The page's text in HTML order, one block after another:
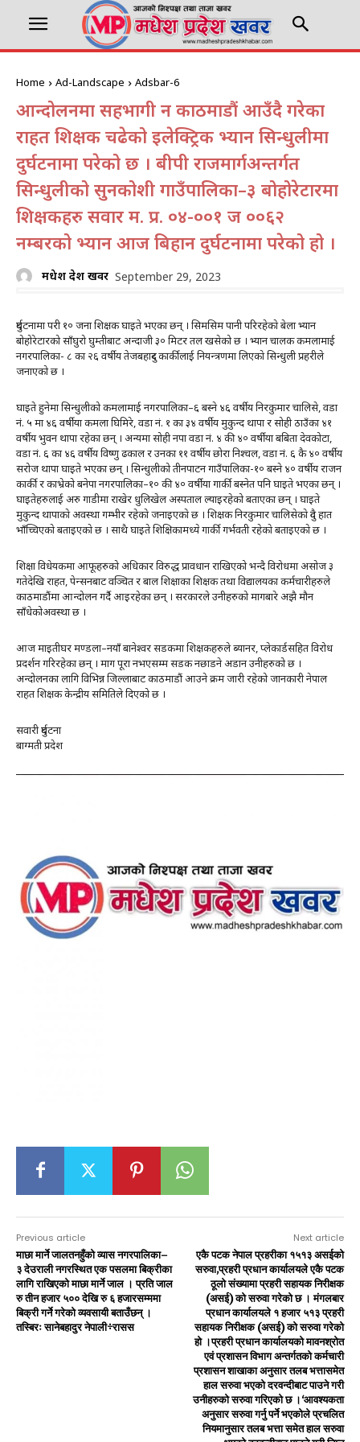
Home Ad-Landscape Adsbar-6
आन्दोलनमा सहभागी हुन काठमाडौं आउँदै गरेका
राहत शिक्षक चढेको इलेक्ट्रिक भ्यान सिन्धुलीमा
दुर्घटनामा परेको छ । बीपी राजमार्गअन्तर्गत
सिन्धुलीको सुनकोशी गाउँपालिका–३ बोहोरेटारमा
शिक्षकहरु सवार म. प्र. ०४-००१ ज ००६२
नम्बरको भ्यान आज बिहान दुर्घटनामा परेको हो ।
मधेश प्रदेश खवर September 29, 2023
दुर्घटनामा परी १० जना शिक्षक घाइते भएका छन् । सिमसिम पानी परिरहेकाे बेला भ्यान
बोहोरेटारको साँघुरो घुम्तीबाट अन्दाजी ३० मिटर तल खसेको छ । भ्यान चालक कमलामाई
नगरपालिका- ८ का २६ वर्षीय तेजबहादुर कार्कीलाई नियन्त्रणमा लिएकाे सिन्धुली प्रहरीले
जनाएको छ ।
घाइते हुनेमा सिन्धुलीको कमलामाई नगरपालिका–६ बस्ने ४६ वर्षीय निरकुमार चालिसे, वडा
नंं. ५ मा ४६ वर्षीया कमला घिमिरे, वडा नं. १ का ३४ वर्षीय मुकुन्द थापा र सोही ठाउँका ४१
वर्षीय भुवन थापा रहेका छन् । अन्यमा सोही नपा वडा नं. ४ की ४० वर्षीया बबिता देवकोटा,
वडा नं. ६ का ४६ वर्षीय विष्णु ढकाल र उनका ११ वर्षीय छोरा निश्चल, वडा नं. ६ कै ४० वर्षीय
सरोज थापा घाइते भएका छन् । सिन्धुलीको तीनपाटन गाउँपालिका-१० बस्ने ४० वर्षीय राजन
कार्की र काभ्रेको बनेपा नगरपालिका–१० की ४० वर्षीया गार्की बस्नेत पनि घाइते भएका छन् ।
घाइतेहरुलाई अरु गाडीमा राखेर धुलिखेल अस्पताल ल्याइरहेको बताएका छन् । घाइते
मुकुन्द थापाकाे अवस्था गम्भीर रहेकाे जनाइएकाे छ । शिक्षक निरकुमार चालिसेकाे दुवै हात
भाँच्चिएकाे बताइएकाे छ । साथै घाइते शिक्षिकामध्ये गार्की गर्भवती रहेकाे बताइएकाे छ ।
शिक्षा विधेयकमा आफूहरुको अधिकार विरुद्ध प्रावधान राखिएको भन्दै विरोधमा असोज ३
गतेदेखि राहत, पेन्सनबाट वञ्चित र बाल शिक्षाका शिक्षक तथा विद्यालयका कर्मचारीहरुले
काठमाडौंमा आन्दोलन गर्दै आइरहेका छन् । सरकारले उनीहरुको मागबारे अझै मौन
साँधेकोअवस्था छ ।
आज माइतीघर मण्डला–नयाँ बानेश्वर सडकमा शिक्षकहरुले ब्यानर, प्लेकार्डसहित विरोध
प्रदर्शन गरिरहेका छन् । माग पूरा नभएसम्म सडक नछाडने अडान उनीहरुको छ ।
अन्दोलनका लागि विभिन्न जिल्लाबाट काठमाडौं आउने क्रम जारी रहेको जानकारी नेपाल
राहत शिक्षक केन्द्रीय समितिले दिएको छ ।
सवारी दुर्घटना
बाग्मती प्रदेश
Previous article
माछा मार्ने जालतनहुँको व्यास नगरपालिका–
३ देउराली नगरस्थित एक पसलमा बिक्रीका
लागि राखिएको माछा मार्ने जाल । प्रति जाल
रु तीन हजार ५०० देखि रु ६ हजारसम्ममा
बिक्री गर्ने गरेको व्यवसायी बताउँछन् ।
तस्बिरः सानेबहादुर नेपाली÷रासस
Next article
एकै पटक नेपाल प्रहरीका १५१३ असईको
सरुवा,प्रहरी प्रधान कार्यालयले एकै पटक
ठूलो संख्यामा प्रहरी सहायक निरीक्षक
(असई) को सरुवा गरेको छ । मंगलबार
प्रधान कार्यालयले १ हजार ५१३ प्रहरी
सहायक निरीक्षक (असई) को सरुवा गरेको
हो ।प्रहरी प्रधान कार्यालयको मावनश्रोत
एवं प्रशासन विभाग अन्तर्गतको कर्मचारी
प्रशासन शाखाका अनुसार तलब भत्तासमेत
हाल सरुवा भएको दरवन्दीबाट पाउने गरी
उनीहरुको सरुवा गरिएको छ ।‘आवश्यकता
अनुसार सरुवा गर्नु पर्ने भएकोले प्रचलित
नियमानुसार तलब भत्ता समेत हाल सरुवा